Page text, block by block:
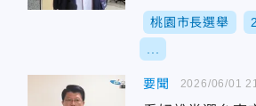
桃園市長選舉
要聞 2026/06/01